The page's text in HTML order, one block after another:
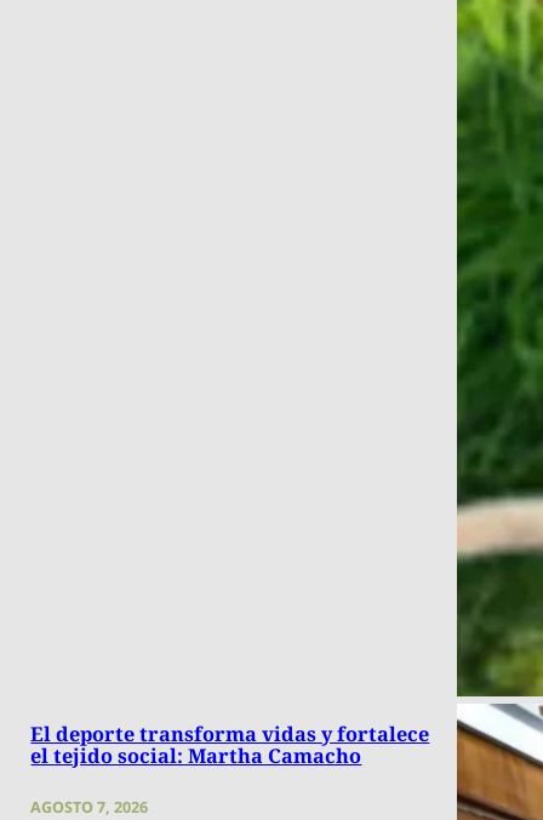
El deporte transforma vidas y fortalece
el tejido social: Martha Camacho
AGOSTO 7, 2026